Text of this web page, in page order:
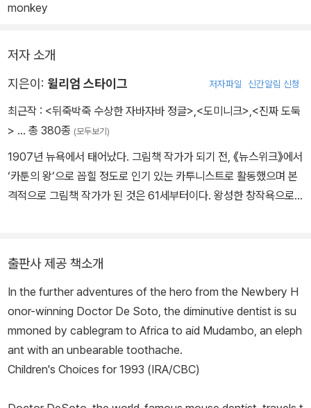
monkey
저자 소개
지은이: 윌리엄 스타이그 저자파일 신간알림 신청
최근작 : <뒤죽박죽 수상한 자바자바 정글>,<도미니크>,<진짜 도둑
> … 총 380종 (모두보기)
1907년 뉴욕에서 태어났다. 그림책 작가가 되기 전, 《뉴스위크》에서
‘카툰의 왕’으로 꼽힐 정도로 인기 있는 카투니스트로 활동했으며 본
격적으로 그림책 작가가 된 것은 61세부터이다. 왕성한 창작욕으로
해 가장 뛰어난 그림책 작가에게 주는 칼데콧상을 두 번이나 받았으
며, 『아벨의 섬』, 『치과의사 드소토 선생님』으로 뉴베리 명예상을 받
았다. 그 외 대표작으로 『녹슨 못이 된 솔로몬』, 『부루퉁한 스핑키』,
『아모스와 보리스』, 『용감한 아이린』, 『엉망진창 섬』, 『어른들은 왜
그래?』, 『하늘을 나는 마법 약』, 『장난감 형』, 『아빠와 피자놀이』 등
이 있으며, 애니메이션으로 제작되어 많은 사랑을 받은 『슈렉!』도 그
출판사 제공 책소개
In the further adventures of the hero from the Newbery H
onor-winning Doctor De Soto, the diminutive dentist is su
mmoned by cablegram to Africa to aid Mudambo, an eleph
ant with an unbearable toothache.
Children's Choices for 1993 (IRA/CBC)